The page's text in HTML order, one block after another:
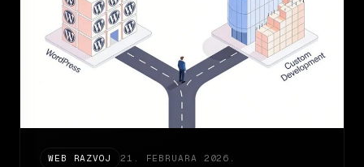
WEB RAZVOJ 21. FEBRUARA 2026.